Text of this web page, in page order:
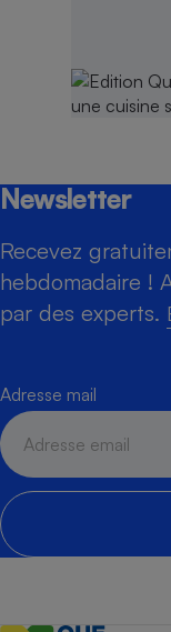
Newsletter
Recevez
hebdomadaire !
par des experts.
Adresse mail